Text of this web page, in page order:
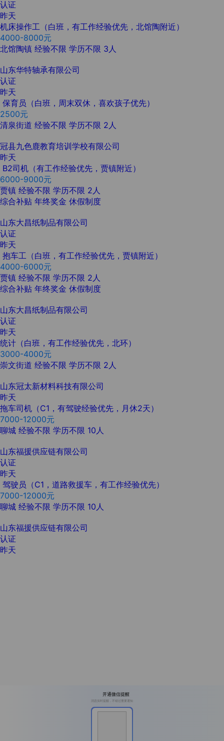
认证
昨天
机床操作工（白班，有工作经验优先，北馆陶附近）
4000-8000元
北馆陶镇 经验不限 学历不限 3人
山东华特轴承有限公司
认证
昨天
保育员（白班，周末双休，喜欢孩子优先）
2500元
清泉街道 经验不限 学历不限 2人
冠县九色鹿教育培训学校有限公司
昨天
B2司机（有工作经验优先，贾镇附近）
6000-9000元
贾镇 经验不限 学历不限 2人
综合补贴 年终奖金 休假制度
山东大昌纸制品有限公司
认证
昨天
抱车工（白班，有工作经验优先，贾镇附近）
4000-6000元
贾镇 经验不限 学历不限 2人
综合补贴 年终奖金 休假制度
山东大昌纸制品有限公司
认证
昨天
统计（白班，有工作经验优先，北环）
3000-4000元
崇文街道 经验不限 学历不限 2人
山东冠太新材料科技有限公司
昨天
拖车司机（C1，有驾驶经验优先，月休2天）
7000-12000元
聊城 经验不限 学历不限 10人
山东福援供应链有限公司
认证
昨天
驾驶员（C1，道路救援车，有工作经验优先）
7000-12000元
聊城 经验不限 学历不限 10人
山东福援供应链有限公司
认证
昨天
开通微信提醒
消息实时提醒，不错过重要通知